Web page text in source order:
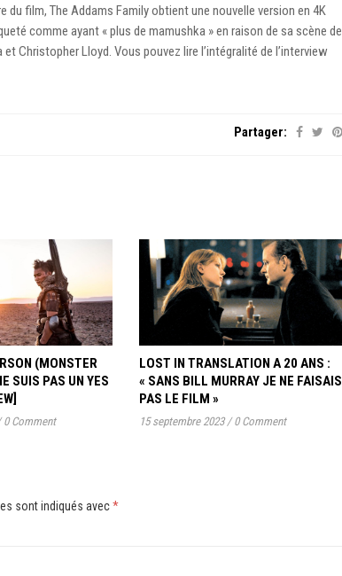
du film, The Addams Family obtient une nouvelle version en 4K
comme ayant « plus de mamushka » en raison de sa scène de
Christopher Lloyd. Vous pouvez lire l’intégralité de l’interview
Partager:
(MONSTER
SUIS PAS UN YES
0 Comment
LOST IN TRANSLATION A 20 ANS :
« SANS BILL MURRAY JE NE FAISAIS
PAS LE FILM »
15 septembre 2023 / 0 Comment
sont indiqués avec*